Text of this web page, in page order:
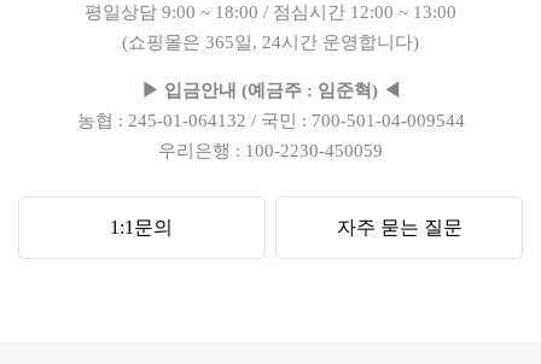
평일상담 9:00 ~ 18:00 / 점심시간 12:00 ~ 13:00
(쇼핑몰은 365일, 24시간 운영합니다)
▶ 입금안내 (예금주 : 임준혁) ◀
농협 : 245-01-064132 / 국민 : 700-501-04-009544
우리은행 : 100-2230-450059
1:1문의 자주 묻는 질문